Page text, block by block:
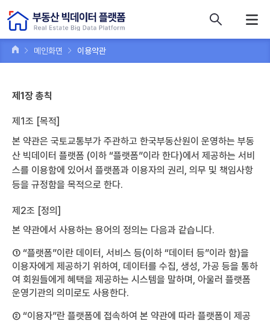
메인화면 이용약관
제1장 총칙
제1조 [목적]
본 약관은 국토교통부가 주관하고 한국부동산원이 운영하는 부동
산 빅데이터 플랫폼 (이하 “플랫폼”이라 한다)에서 제공하는 서비
스를 이용함에 있어서 플랫폼과 이용자의 권리, 의무 및 책임사항
등을 규정함을 목적으로 한다.
제2조 [정의]
본 약관에서 사용하는 용어의 정의는 다음과 같습니다.
① “플랫폼”이란 데이터, 서비스 등(이하 “데이터 등”이라 함)을
이용자에게 제공하기 위하여, 데이터를 수집, 생성, 가공 등을 통하
여 회원들에게 혜택을 제공하는 시스템을 말하며, 아울러 플랫폼
운영기관의 의미로도 사용한다.
② “이용자”란 플랫폼에 접속하여 본 약관에 따라 플랫폼이 제공